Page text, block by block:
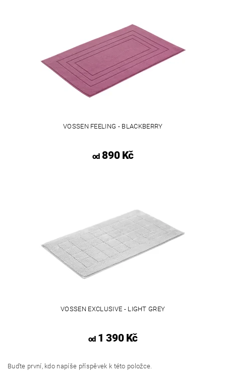
VOSSEN FEELING - BLACKBERRY
od890 Kč
VOSSEN EXCLUSIVE - LIGHT GREY
od1 390 Kč
Buďte první, kdo napíše příspěvek k této položce.